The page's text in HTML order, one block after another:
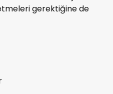
gerektiğine de